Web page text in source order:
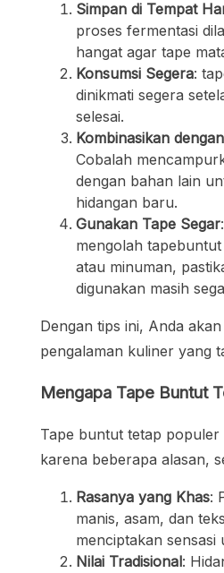
Simpan di Tempat
proses fermentasi
hangat agar tape
Konsumsi Segera:
dinikmati segera
selesai.
Kombinasikan
Cobalah
dengan bahan lain
hidangan baru.
Gunakan Tape Segar
mengolah
atau minuman,
digunakan masih
Dengan tips ini, Anda
pengalaman kuliner yang
Mengapa Tape Buntut
Tape buntut tetap populer
karena beberapa alasan,
Rasanya yang Khas:
manis, asam, dan
menciptakan sensasi
Nilai Tradisional: